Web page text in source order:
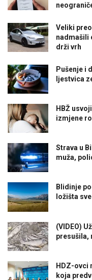
Veliki
nadmašili
drži vrh
Pušenje i
ljestvica
HBŽ
izmjene
Strava u
muža,
Blidinje
ložišta
(VIDEO)
presušila,
HDZ-ovci
koja